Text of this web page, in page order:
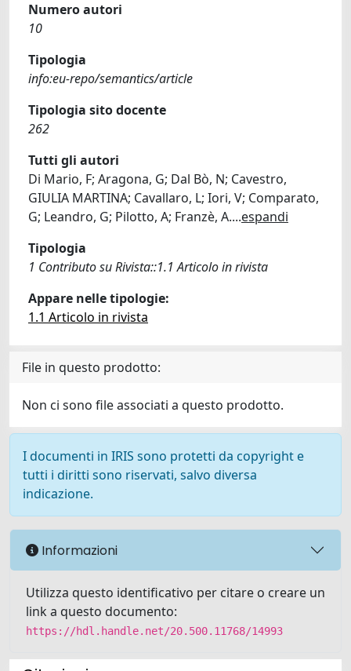
Numero autori
10
Tipologia
info:eu-repo/semantics/article
Tipologia sito docente
262
Tutti gli autori
Di Mario, F; Aragona, G; Dal Bò, N; Cavestro,
GIULIA MARTINA; Cavallaro, L; Iori, V; Comparato,
G; Leandro, G; Pilotto, A; Franzè, A....espandi
Tipologia
1 Contributo su Rivista::1.1 Articolo in rivista
Appare nelle tipologie:
1.1 Articolo in rivista
File in questo prodotto:
Non ci sono file associati a questo prodotto.
I documenti in IRIS sono protetti da copyright e
tutti i diritti sono riservati, salvo diversa
indicazione.
Informazioni
Utilizza questo identificativo per citare o creare un
link a questo documento:
https://hdl.handle.net/20.500.11768/14993